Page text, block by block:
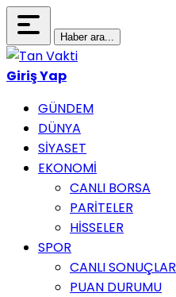
Haber ara...
Giriş Yap
GÜNDEM
DÜNYA
SİYASET
EKONOMİ
CANLI BORSA
PARİTELER
HİSSELER
SPOR
CANLI SONUÇLAR
PUAN DURUMU